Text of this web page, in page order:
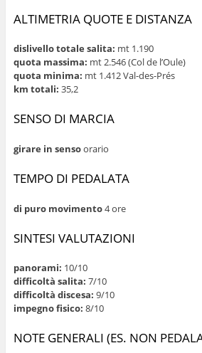
ALTIMETRIA QUOTE E DISTANZA
dislivello totale salita: mt 1.190
quota massima: mt 2.546 (Col de l’Oule)
quota minima: mt 1.412 Val-des-Prés
km totali: 35,2
SENSO DI MARCIA
girare in sensoorario
TEMPO DI PEDALATA
di puro movimento4 ore
SINTESI VALUTAZIONI
panorami: 10/10
difficoltà salita: 7/10
difficoltà discesa: 9/10
impegno fisico: 8/10
NOTE GENERALI (ES. NON